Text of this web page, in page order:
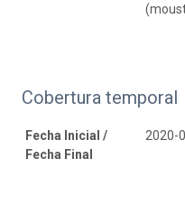
Cobertura temporal
Fecha Inicial /
Fecha Final
2020-